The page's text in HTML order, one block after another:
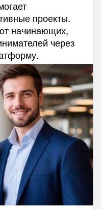
проекты.
начинающих,
через